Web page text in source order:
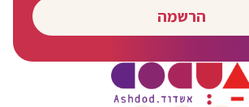
הרשמה